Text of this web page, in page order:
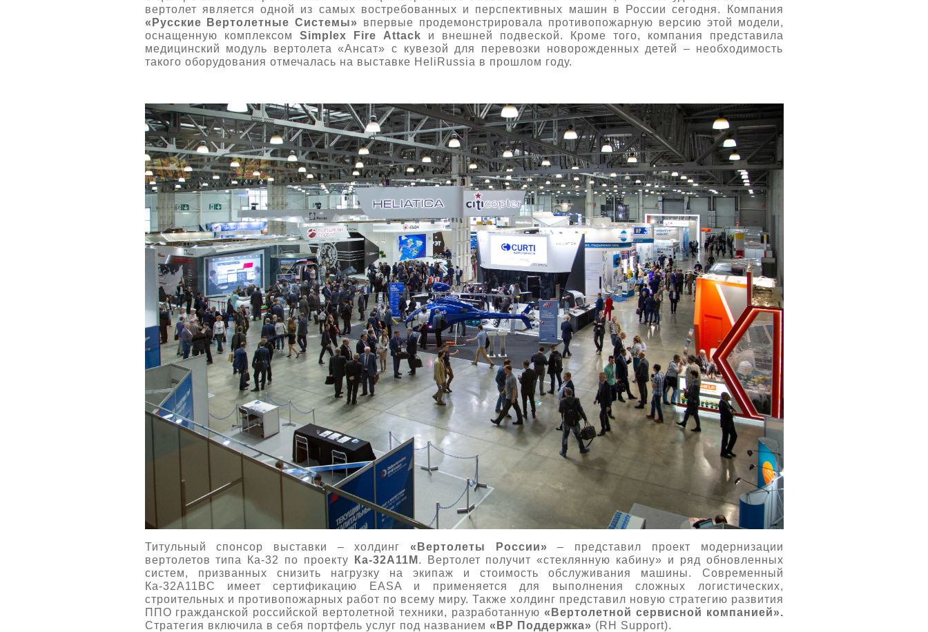
вертолет является одной из самых востребованных и перспективных машин в России сегодня. Компания
«Русские Вертолетные Системы» впервые продемонстрировала противопожарную версию этой модели,
оснащенную комплексом Simplex Fire Attack и внешней подвеской. Кроме того, компания представила
медицинский модуль вертолета «Ансат» с кувезой для перевозки новорожденных детей – необходимость
такого оборудования отмечалась на выставке HeliRussia в прошлом году.
Титульный спонсор выставки – холдинг «Вертолеты России» – представил проект модернизации
вертолетов типа Ка-32 по проекту
Ка-32А11М . Вертолет получит «стеклянную кабину» и ряд обновленных
систем, призванных снизить нагрузку на экипаж и стоимость обслуживания машины. Современный
Ка-32А11BC имеет сертификацию EASA и применяется для выполнения сложных логистических,
строительных и противопожарных работ по всему миру. Также холдинг представил новую стратегию развития
ППО гражданской российской вертолетной техники, разработанную «Вертолетной сервисной компанией».
Стратегия включила в себя портфель услуг под названием «ВР Поддержка» (RH Support).